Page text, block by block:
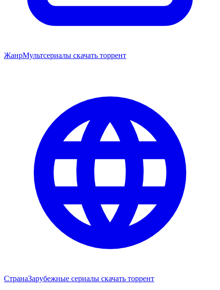
ЖанрМультсериалы скачать торрент
СтранаЗарубежные сериалы скачать торрент